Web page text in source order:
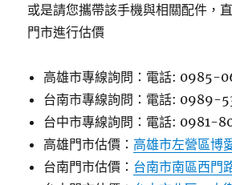
或是請您攜帶該手機與相關配件，
門市進行估價
高雄市專線詢問：電話: 0985-
台南市專線詢問：電話: 0989-
台中市專線詢問：電話: 0981-
高雄門市估價： 高雄市左營區博
台南門市估價： 台南市南區西門